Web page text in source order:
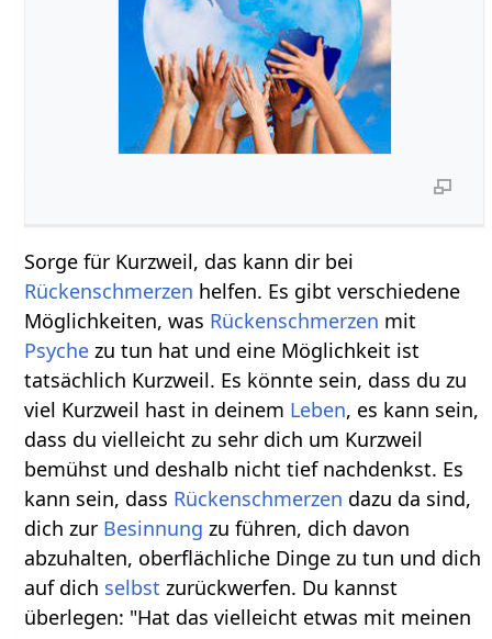
Sorge für Kurzweil, das kann dir bei
Rückenschmerzen helfen. Es gibt verschiedene
Möglichkeiten, was Rückenschmerzen mit
Psyche zu tun hat und eine Möglichkeit ist
tatsächlich Kurzweil. Es könnte sein, dass du zu
viel Kurzweil hast in deinem Leben, es kann sein,
dass du vielleicht zu sehr dich um Kurzweil
bemühst und deshalb nicht tief nachdenkst. Es
kann sein, dass Rückenschmerzen dazu da sind,
dich zur Besinnung zu führen, dich davon
abzuhalten, oberflächliche Dinge zu tun und dich
auf dich selbst zurückwerfen. Du kannst
überlegen: "Hat das vielleicht etwas mit meinen